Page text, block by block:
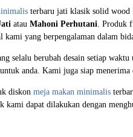
terbaru jati klasik solid wood
atau Mahoni Perhutani. Produk
kami yang berpengalaman dalam
selalu berubah desain setiap
anda. Kami juga siap menerima
diskon meja makan minimalis
kami dapat dilakukan dengan